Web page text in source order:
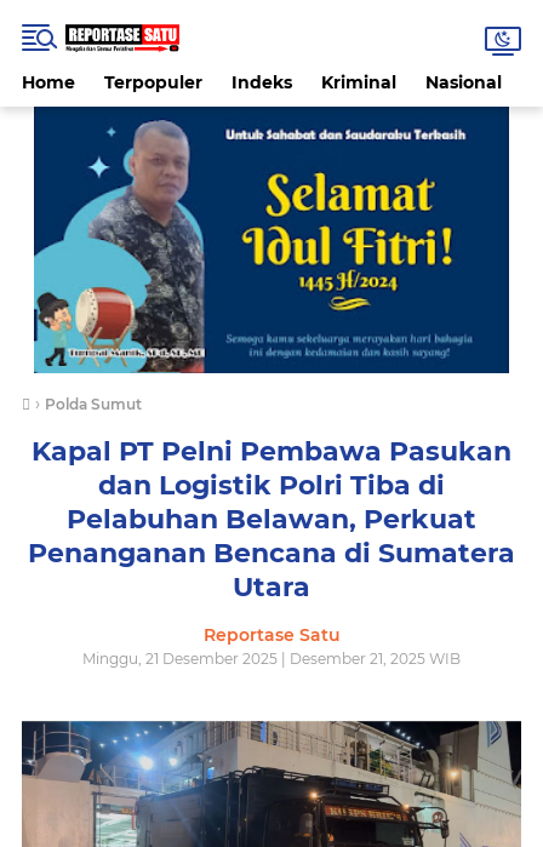
Home Terpopuler Indeks Kriminal Nasional
› Polda Sumut
Kapal PT Pelni Pembawa Pasukan
dan Logistik Polri Tiba di
Pelabuhan Belawan, Perkuat
Penanganan Bencana di Sumatera
Utara
Reportase Satu
Minggu, 21 Desember 2025 | Desember 21, 2025 WIB